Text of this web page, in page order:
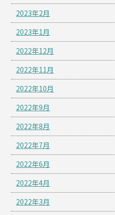
2023年2月
2023年1月
2022年12月
2022年11月
2022年10月
2022年9月
2022年8月
2022年7月
2022年6月
2022年4月
2022年3月